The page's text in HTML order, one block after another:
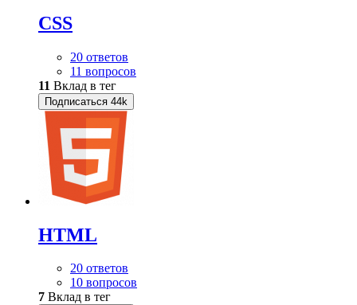
CSS
20 ответов
11 вопросов
11 Вклад в тег
Подписаться 44k
HTML
20 ответов
10 вопросов
7 Вклад в тег